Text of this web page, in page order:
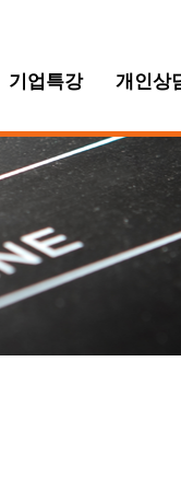
기업특강 개인상